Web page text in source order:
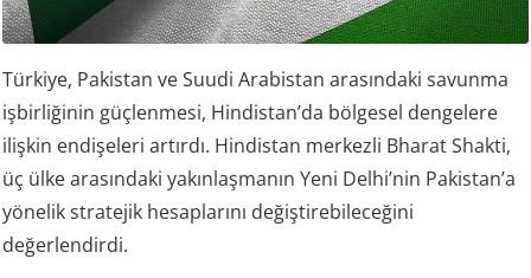
Türkiye, Pakistan ve Suudi Arabistan arasındaki savunma
işbirliğinin güçlenmesi, Hindistan’da bölgesel dengelere
ilişkin endişeleri artırdı. Hindistan merkezli Bharat Shakti,
üç ülke arasındaki yakınlaşmanın Yeni Delhi’nin Pakistan’a
yönelik stratejik hesaplarını değiştirebileceğini
değerlendirdi.